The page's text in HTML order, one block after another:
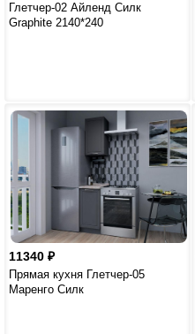
Глетчер-02 Айленд Силк
Graphite 2140*240
11340
Прямая кухня Глетчер-05
Маренго Силк